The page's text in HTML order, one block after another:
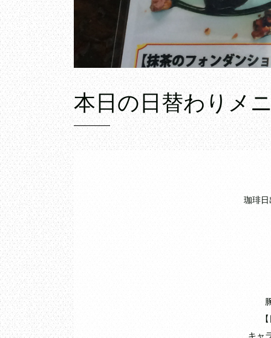
本日の日替わりメ
珈琲
キャ